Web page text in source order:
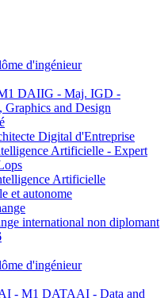
d'ingénieur
DAIIG - Maj. IGD -
Graphics and Design
Digital d'Entreprise
Artificielle - Expert
Artificielle
et autonome
international non diplomant
d'ingénieur
- M1 DATAAI - Data and